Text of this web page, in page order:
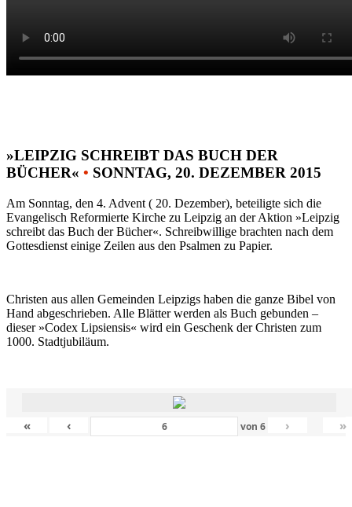
»LEIPZIG SCHREIBT DAS BUCH DER
BÜCHER« • SONNTAG, 20. DEZEMBER 2015
Am Sonntag, den 4. Advent ( 20. Dezember), beteiligte sich die
Evangelisch Reformierte Kirche zu Leipzig an der Aktion »Leipzig
schreibt das Buch der Bücher«. Schreibwillige brachten nach dem
Gottesdienst einige Zeilen aus den Psalmen zu Papier.
Christen aus allen Gemeinden Leipzigs haben die ganze Bibel von
Hand abgeschrieben. Alle Blätter werden als Buch gebunden –
dieser »Codex Lipsiensis« wird ein Geschenk der Christen zum
1000. Stadtjubiläum.
« ‹ von6 › »